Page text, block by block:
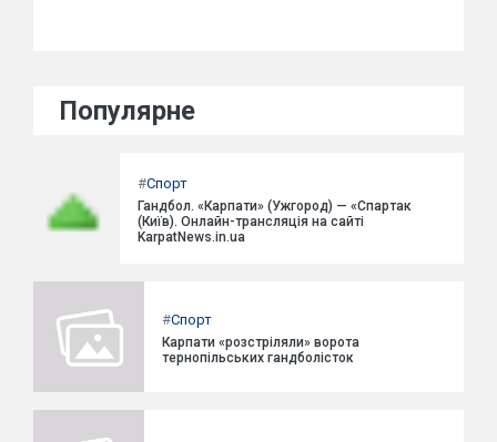
Популярне
#Спорт
Гандбол. «Карпати» (Ужгород) — «Спартак
(Київ). Онлайн-трансляція на сайті
KarpatNews.in.ua
#Спорт
Карпати «розстріляли» ворота
тернопільських гандболісток